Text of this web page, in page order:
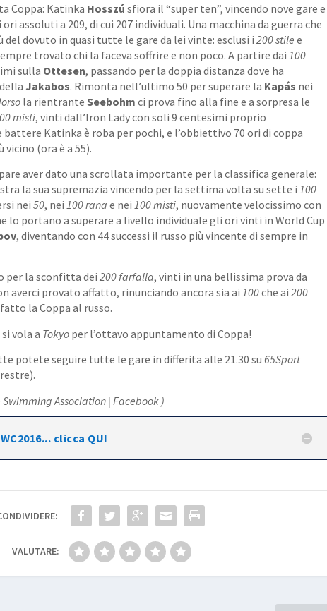
Coppa: Katinka Hosszúsfiora il “super ten”, vincendo nove gare e
assoluti a 209, di cui 207 individuali. Una macchina da guerra che
del dovuto in quasi tutte le gare da lei vinte: esclusi i200 stilee
trovato chi la faceva soffrire e non poco. A partire dai 100
sulla Ottesen, passando per la doppia distanza dove ha
Jakabos. Rimonta nell’ultimo 50 per superare la Kapás nei
la rientrante Seebohmci prova fino alla fine e a sorpresa le
misti, vinti dall’Iron Lady con soli 9 centesimi proprio
battere Katinka è roba per pochi, e l’obbiettivo 70 ori di coppa
(ora è a 55).
pare aver dato una scrollata importante per la classifica generale:
la sua supremazia vincendo per la settima volta su sette i 100
nei50, nei 100 rana e nei 100 misti, nuovamente velocissimo con
lo portano a superare a livello individuale gli ori vinti in World Cup
, diventando con 44 successi il russo più vincente di sempre in
per la sconfitta dei200 farfalla, vinti in una bellissima prova da
averci provato affatto, rinunciando ancora sia ai100che ai200
la Coppa al russo.
vola a Tokyo per l’ottavo appuntamento di Coppa!
potete seguire tutte le gare in differita alle 21.30 su 65Sport
Association | Facebook )
clicca QUI
VALUTARE: